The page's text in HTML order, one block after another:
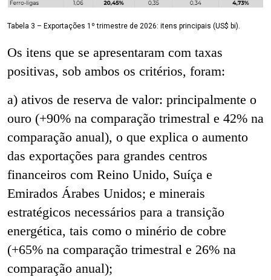
Tabela 3 – Exportações 1º trimestre de 2026: itens principais (US$ bi).
Os itens que se apresentaram com taxas
positivas, sob ambos os critérios, foram:
a) ativos de reserva de valor: principalmente o
ouro (+90% na comparação trimestral e 42% na
comparação anual), o que explica o aumento
das exportações para grandes centros
financeiros com Reino Unido, Suíça e
Emirados Árabes Unidos; e minerais
estratégicos necessários para a transição
energética, tais como o minério de cobre
(+65% na comparação trimestral e 26% na
comparação anual);